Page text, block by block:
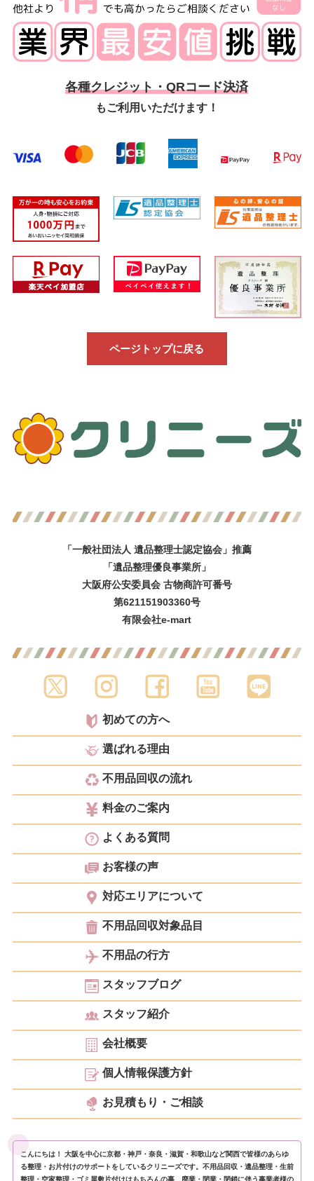
各種クレジット・QRコード決済
もご利用いただけます！
ページトップに戻る
「一般社団法人 遺品整理士認定協会」推薦
「遺品整理優良事業所」
大阪府公安委員会 古物商許可番号
第621151903360号
有限会社e-mart
初めての方へ
選ばれる理由
不用品回収の流れ
料金のご案内
よくある質問
お客様の声
対応エリアについて
不用品回収対象品目
不用品の行方
スタッフブログ
スタッフ紹介
会社概要
個人情報保護方針
お見積もり・ご相談
こんにちは！ 大阪を中心に京都・神戸・奈良・滋賀・和歌山など関西で皆様のあらゆ
る整理・お片付けのサポートをしているクリニーズです。不用品回収・遺品整理・生前
整理・空家整理・ゴミ屋敷片付けはもちろんの事、廃業・閉業・閉鎖に伴う事業者様の